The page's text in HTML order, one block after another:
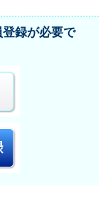
録が必要で